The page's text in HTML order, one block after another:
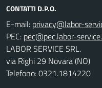
CONTATTI D.P.O.
E-mail:
PEC:
LABOR SERVICE SRL.
via Righi 29 Novara (NO)
Telefono: 0321.1814220